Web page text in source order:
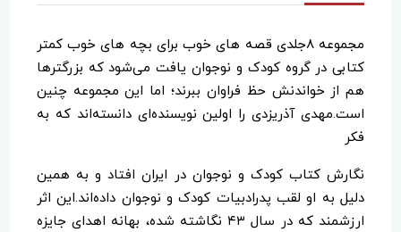
مجموعه ۸جلدی قصه های خوب برای بچه های خوب کمتر
کتابی در گروه کودک و نوجوان یافت می‌شود که بزرگترها
هم از خواندنش حظ فراوان ببرند؛ اما این مجموعه چنین
است.مهدی آذریزدی را اولین نویسنده‌ای دانسته‌اند که به
فکر
نگارش کتاب کودک و نوجوان در ایران افتاد و به همین
دلیل به او لقب پدرادبیات کودک و نوجوان داده‌‌اند.این اثر
ارزشمند که در سال ۴۳ نگاشته شده، بهانه اهدای جایزه